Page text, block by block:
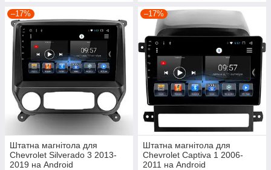
–17%
Штатна магнітола для
Chevrolet Silverado 3 2013-
2019 на Android
–17%
Штатна магнітола для
Chevrolet Captiva 1 2006-
2011 на Android